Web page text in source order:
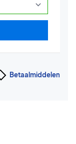
Betaalmiddelen